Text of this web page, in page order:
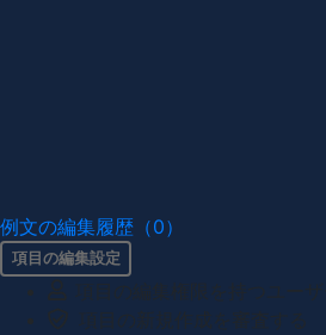
例文の編集履歴（0）
項目の編集設定